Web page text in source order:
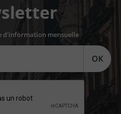
d'information mensuelle
OK